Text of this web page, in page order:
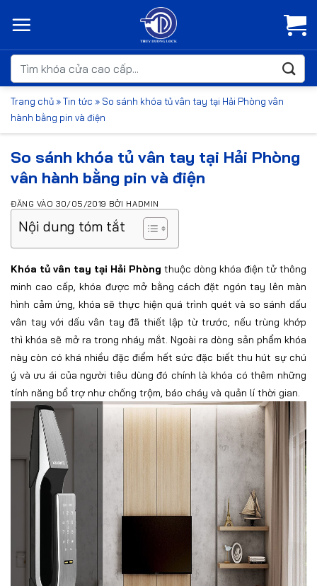
qua
dungTìm
kiếm:
Trang chủ »Tin tức » So sánh khóa tủ vân tay tại Hải Phòng vân
hành bằng pin và điện
So sánh khóa tủ vân tay tại Hải Phòng
vân hành bằng pin và điện
ĐĂNG VÀO30/05/2019 BỞI HADMIN
Nội dung tóm tắt
Khóa tủ vân tay tại Hải Phòng thuộc dòng khóa điện tử thông
minh cao cấp, khóa được mở bằng cách đặt ngón tay lên màn
hình cảm ứng, khóa sẽ thực hiện quá trình quét và so sánh dấu
vân tay với dấu vân tay đã thiết lập từ trước, nếu trùng khớp
thì khóa sẽ mở ra trong nháy mắt. Ngoài ra dòng sản phẩm khóa
này còn có khá nhiều đặc điểm hết sức đặc biết thu hút sự chú
ý và ưu ái của người tiêu dùng đó chính là khóa có thêm những
tính năng bổ trợ như chống trộm, báo cháy và quản lí thời gian.